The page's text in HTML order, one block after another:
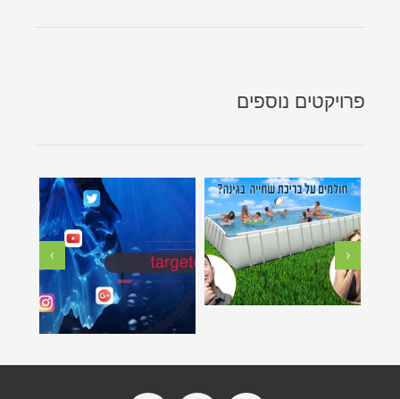
פרויקטים נוספים